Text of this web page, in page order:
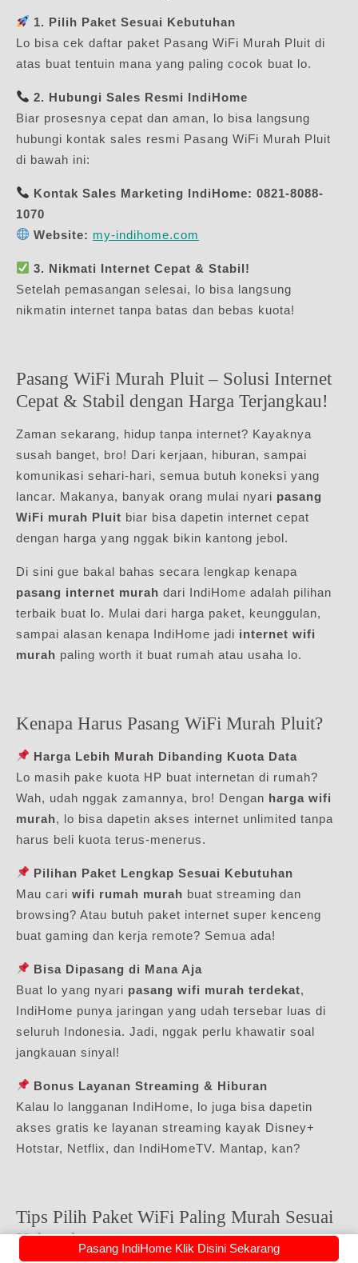
1. Pilih Paket Sesuai Kebutuhan
Lo bisa cek daftar paket Pasang WiFi Murah Pluit di
atas buat tentuin mana yang paling cocok buat lo.
2. Hubungi Sales Resmi IndiHome
Biar prosesnya cepat dan aman, lo bisa langsung
hubungi kontak sales resmi Pasang WiFi Murah Pluit
di bawah ini:
Kontak Sales Marketing IndiHome: 0821-8088-
1070
Website: my-indihome.com
3. Nikmati Internet Cepat & Stabil!
Setelah pemasangan selesai, lo bisa langsung
nikmatin internet tanpa batas dan bebas kuota!
Pasang WiFi Murah Pluit – Solusi Internet
Cepat & Stabil dengan Harga Terjangkau!
Zaman sekarang, hidup tanpa internet? Kayaknya
susah banget, bro! Dari kerjaan, hiburan, sampai
komunikasi sehari-hari, semua butuh koneksi yang
lancar. Makanya, banyak orang mulai nyari pasang
WiFi murah Pluit biar bisa dapetin internet cepat
dengan harga yang nggak bikin kantong jebol.
Di sini gue bakal bahas secara lengkap kenapa
pasang internet murah dari IndiHome adalah pilihan
terbaik buat lo. Mulai dari harga paket, keunggulan,
sampai alasan kenapa IndiHome jadi internet wifi
murah paling worth it buat rumah atau usaha lo.
Kenapa Harus Pasang WiFi Murah Pluit?
Harga Lebih Murah Dibanding Kuota Data
Lo masih pake kuota HP buat internetan di rumah?
Wah, udah nggak zamannya, bro! Dengan harga wifi
murah, lo bisa dapetin akses internet unlimited tanpa
harus beli kuota terus-menerus.
Pilihan Paket Lengkap Sesuai Kebutuhan
Mau cari wifi rumah murah buat streaming dan
browsing? Atau butuh paket internet super kenceng
buat gaming dan kerja remote? Semua ada!
Bisa Dipasang di Mana Aja
Buat lo yang nyari pasang wifi murah terdekat,
IndiHome punya jaringan yang udah tersebar luas di
seluruh Indonesia. Jadi, nggak perlu khawatir soal
jangkauan sinyal!
Bonus Layanan Streaming & Hiburan
Kalau lo langganan IndiHome, lo juga bisa dapetin
akses gratis ke layanan streaming kayak Disney+
Hotstar, Netflix, dan IndiHomeTV. Mantap, kan?
Tips Pilih Paket WiFi Paling Murah Sesuai
KebutuhanPasang IndiHome Klik Disini Sekarang